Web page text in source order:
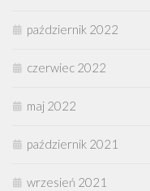
październik 2022
czerwiec 2022
maj 2022
październik 2021
wrzesień 2021